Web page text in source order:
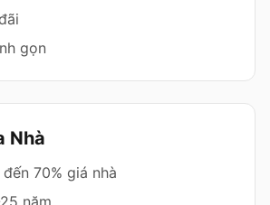
gọn
Nhà
70% giá nhà
năm